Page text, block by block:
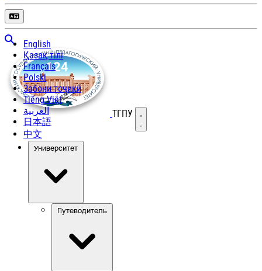
English
Қазақ тілі
Français
Polski
Забони тоҷикӣ
Tiếng Việt
العربية
日本語
中文
ТГПУ Открыть меню
Университет
Путеводитель